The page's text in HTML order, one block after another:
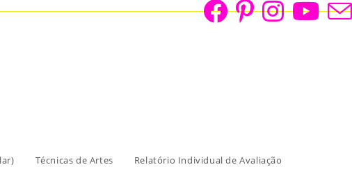
Técnicas de Artes Relatório Individual de Avaliação